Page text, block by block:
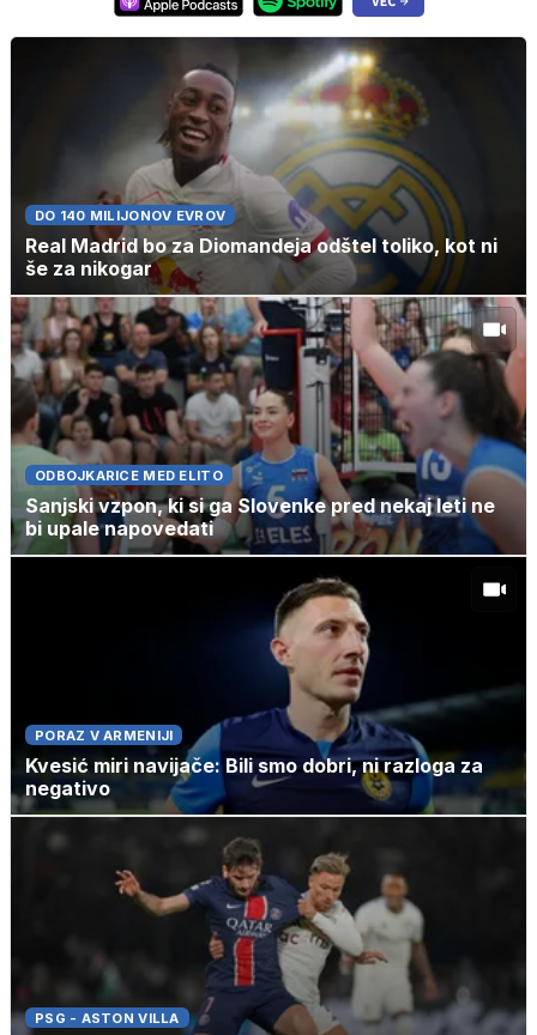
DO 140 MILIJONOV EVROV
Real Madrid bo za Diomandeja odštel toliko, kot ni
še za nikogar
ODBOJKARICE MED ELITO
Sanjski vzpon, ki si ga Slovenke pred nekaj leti ne
bi upale napovedati
PORAZ V ARMENIJI
Kvesić miri navijače: Bili smo dobri, ni razloga za
negativo
PSG - ASTON VILLA